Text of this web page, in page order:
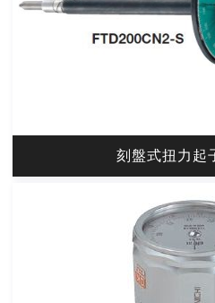
刻盤式扭力起